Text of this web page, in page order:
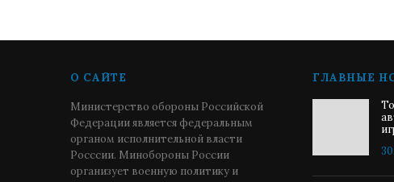
О САЙТЕ
Министерство обороны Российской
Федерации является федеральным
органом исполнительной власти
Росссии. Минобороны России
организует военную политику и
ГЛАВНЫЕ